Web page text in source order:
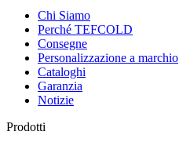
Chi Siamo
Perché TEFCOLD
Consegne
Personalizzazione a marchio
Cataloghi
Garanzia
Notizie
Prodotti